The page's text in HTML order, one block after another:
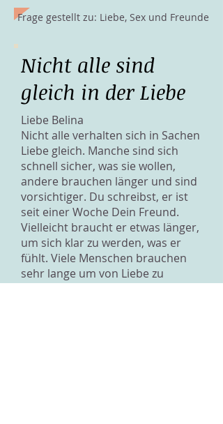
Frage gestellt zu: Liebe, Sex und Freunde
Nicht alle sind
gleich in der Liebe
Liebe Belina
Nicht alle verhalten sich in Sachen
Liebe gleich. Manche sind sich
schnell sicher, was sie wollen,
andere brauchen länger und sind
vorsichtiger. Du schreibst, er ist
seit einer Woche Dein Freund.
Vielleicht braucht er etwas länger,
um sich klar zu werden, was er
fühlt. Viele Menschen brauchen
sehr lange um von Liebe zu